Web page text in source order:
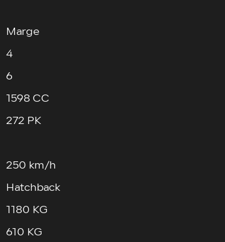
Marge
4
6
1598 CC
272 PK
250 km/h
Hatchback
1180 KG
610 KG